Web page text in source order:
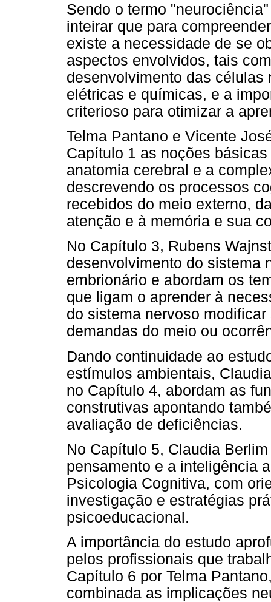
Sendo o termo
inteirar que para
existe a necessidade de se
aspectos envolvidos, tais
desenvolvimento das
elétricas e químicas, e a
criterioso para otimizar a
Telma Pantano e Vicente
Capítulo 1 as noções
anatomia cerebral e a
descrevendo os processos
recebidos do meio externo,
atenção e à memória e sua
No Capítulo 3, Rubens
desenvolvimento do sistema
embrionário e abordam os
que ligam o aprender à
do sistema nervoso
demandas do meio ou
Dando continuidade ao
estímulos ambientais,
no Capítulo 4, abordam as
construtivas apontando
avaliação de deficiências.
No Capítulo 5, Claudia
pensamento e a inteligência
Psicologia Cognitiva, com
investigação e estratégias
psicoeducacional.
A importância do estudo
pelos profissionais que
Capítulo 6 por Telma
combinada as implicações